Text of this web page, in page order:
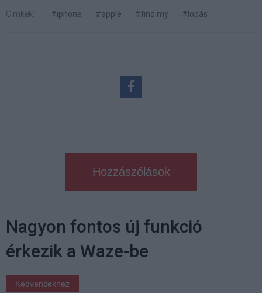
Címkék: #iphone #apple #find my #lopás
Hozzászólások
Nagyon fontos új funkció
érkezik a Waze-be
Kedvencekhez